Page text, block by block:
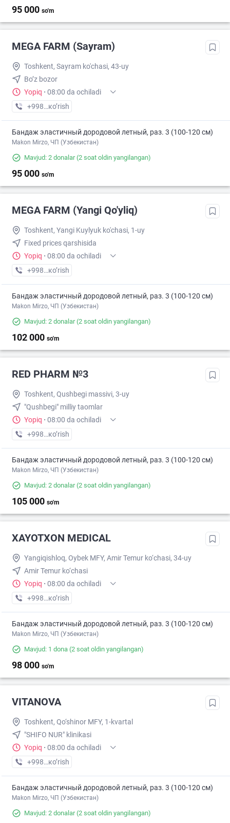
95 000 so'm
MEGA FARM (Sayram)
Toshkent, Sayram ko'chasi, 43-uy
Bo’z bozor
Yopiq · 08:00 da ochiladi
+998 (55) XXX-XX-XX
кo’rish
Бандаж эластичный дородовой летный, раз. 3 (100-120 см)
Makon Mirzo, ЧП (Узбекистан)
Mavjud: 2 donalar(2 soat oldin yangilangan)
95 000 so'm
MEGA FARM (Yangi Qo'yliq)
Toshkent, Yangi Kuylyuk ko'chasi, 1-uy
Fixed prices qarshisida
Yopiq · 08:00 da ochiladi
+998 (71) XXX-XX-XX
кo’rish
Бандаж эластичный дородовой летный, раз. 3 (100-120 см)
Makon Mirzo, ЧП (Узбекистан)
Mavjud: 2 donalar(2 soat oldin yangilangan)
102 000 so'm
RED PHARM №3
Toshkent, Qushbegi massivi, 3-uy
"Qushbegi" milliy taomlar
Yopiq · 08:00 da ochiladi
+998 (77) XXX-XX-XX
кo’rish
Бандаж эластичный дородовой летный, раз. 3 (100-120 см)
Makon Mirzo, ЧП (Узбекистан)
Mavjud: 2 donalar(2 soat oldin yangilangan)
105 000 so'm
XAYOTXON MEDICAL
Yangiqishloq, Oybek MFY, Amir Temur ko‘chasi, 34-uy
Amir Temur ko‘chasi
Yopiq · 08:00 da ochiladi
+998 (88) XXX-XX-XX
кo’rish
Бандаж эластичный дородовой летный, раз. 3 (100-120 см)
Makon Mirzo, ЧП (Узбекистан)
Mavjud: 1 dona (2 soat oldin yangilangan)
98 000 so'm
VITANOVA
Toshkent, Qo‘shinor MFY, 1-kvartal
"SHIFO NUR" klinikasi
Yopiq · 08:00 da ochiladi
+998 (77) XXX-XX-XX
кo’rish
Бандаж эластичный дородовой летный, раз. 3 (100-120 см)
Makon Mirzo, ЧП (Узбекистан)
Mavjud: 2 donalar(2 soat oldin yangilangan)